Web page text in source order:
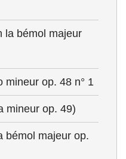
la bémol majeur
mineur op. 48 n° 1
mineur op. 49)
bémol majeur op.